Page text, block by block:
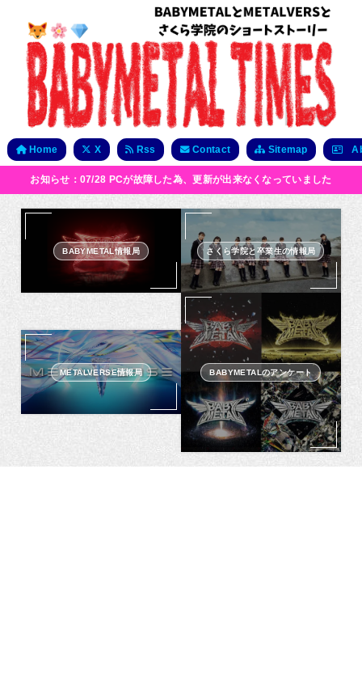
Home X Rss Contact Sitemap
お知らせ：07/28 PCが故障した為、更新が出来なくなっていました
BABYMETAL情報局 さくら学院と卒業生の情報局
METALVERSE情報局 BABYMETALのアンケート